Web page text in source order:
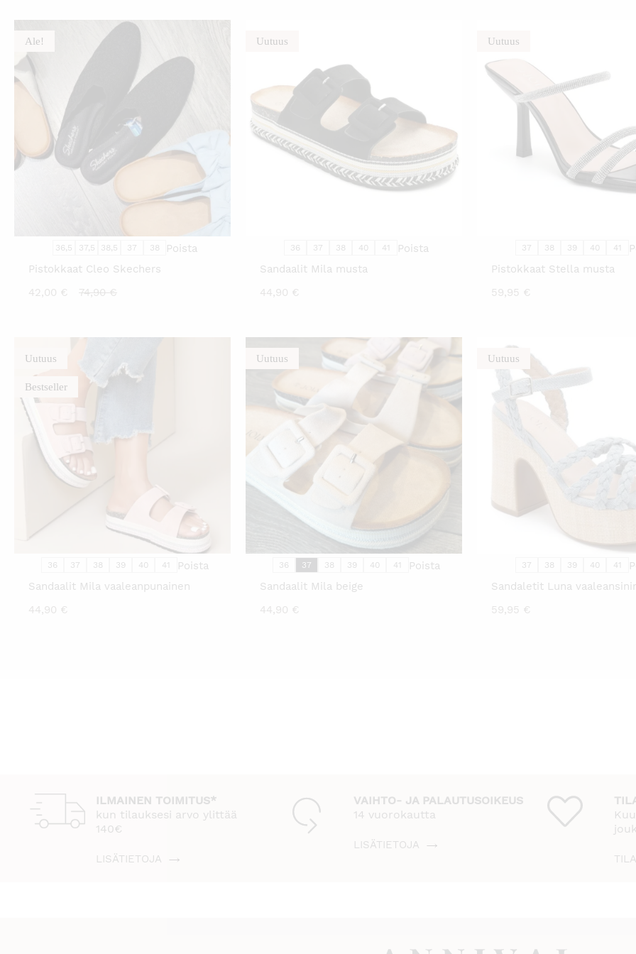
Ale!
TÄLLÄ
TUOTTEELLA
MUUNNELMA.
VOIT
TUOTTEEN
SIVULLA.
36,5 37,5 38,5 37 38
Poista
Pistokkaat Cleo Skechers
42,00 €
Nykyinen
74,90€Alkuperäinen
Uutuus
TÄLLÄ
TUOTTEELLA
ON
USEAMPI
MUUNNELMA.
SIVULLA.
36 37 38 40 41
Poista
Sandaalit Mila musta
44,90 €
Uutuus
ON
37 38 39 40 41
Pistokkaat Stella musta
59,95 €
Uutuus
Bestseller
USEAMPI
MUUNNELMA.
TEHDÄ
VALINNAT
TUOTTEEN
SIVULLA.
36 37 38 39 40 41
Poista
Sandaalit Mila vaaleanpunainen
44,90 €
Uutuus
MUUNNELMA.
VOIT
TEHDÄ
VALINNAT
TUOTTEEN
SIVULLA.
36 37 38 39 40 41
Poista
Sandaalit Mila beige
44,90 €
Uutuus
37 38 39 40 41
Sandaletit Luna
59,95 €
ILMAINEN TOIMITUS*
kun tilauksesi arvo ylittää
140€
LISÄTIETOJA
VAIHTO- JA PALAUTUSOIKEUS
14 vuorokautta
LISÄTIETOJA